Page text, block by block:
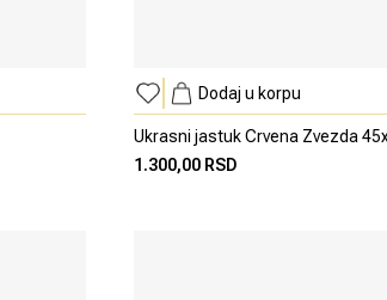
Dodaj u korpu
Ukrasni jastuk Crvena Zvezda
1.300,00 RSD